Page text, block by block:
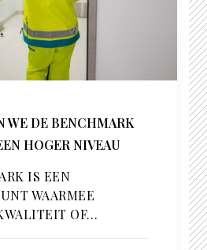
WE DE BENCHMARK
HOGER NIVEAU
IS EEN
WAARMEE
OF…